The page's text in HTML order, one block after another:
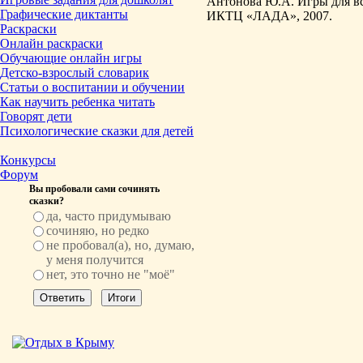
Графические диктанты
Раскраски
Онлайн раскраски
Обучающие онлайн игры
Детско-взрослый словарик
Статьи о воспитании и обучении
Как научить ребенка читать
Говорят дети
Психологические сказки для детей
Конкурсы
Форум
Вы пробовали сами сочинять
сказки?
да, часто придумываю
сочиняю, но редко
не пробовал(а), но, думаю,
у меня получится
нет, это точно не "моё"
ИКТЦ «ЛАДА», 2007.